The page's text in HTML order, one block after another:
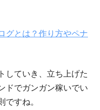
グとは？作り方やペナ
していき、立ち上げた
ドでガンガン稼いでい
ですね。